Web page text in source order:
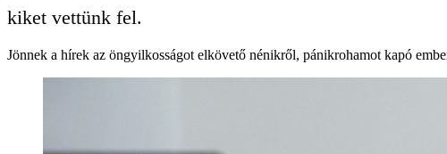
kiket vettünk fel.
Jönnek a hírek az öngyilkosságot elkövető nénikről, pánikrohamot kapó